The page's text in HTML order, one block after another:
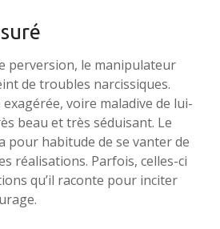
perversion, le manipulateur
de troubles narcissiques.
voire maladive de lui-
beau et très séduisant. Le
pour habitude de se vanter de
réalisations. Parfois, celles-ci
qu’il raconte pour inciter